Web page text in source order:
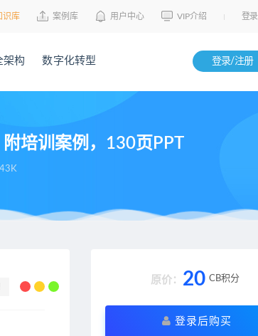
识库 案例库 用户中心 VIP介绍 登录
架构 数字化转型 登录/注册
培训案例，130页PPT
原价： 20 CB积分
登录后购买